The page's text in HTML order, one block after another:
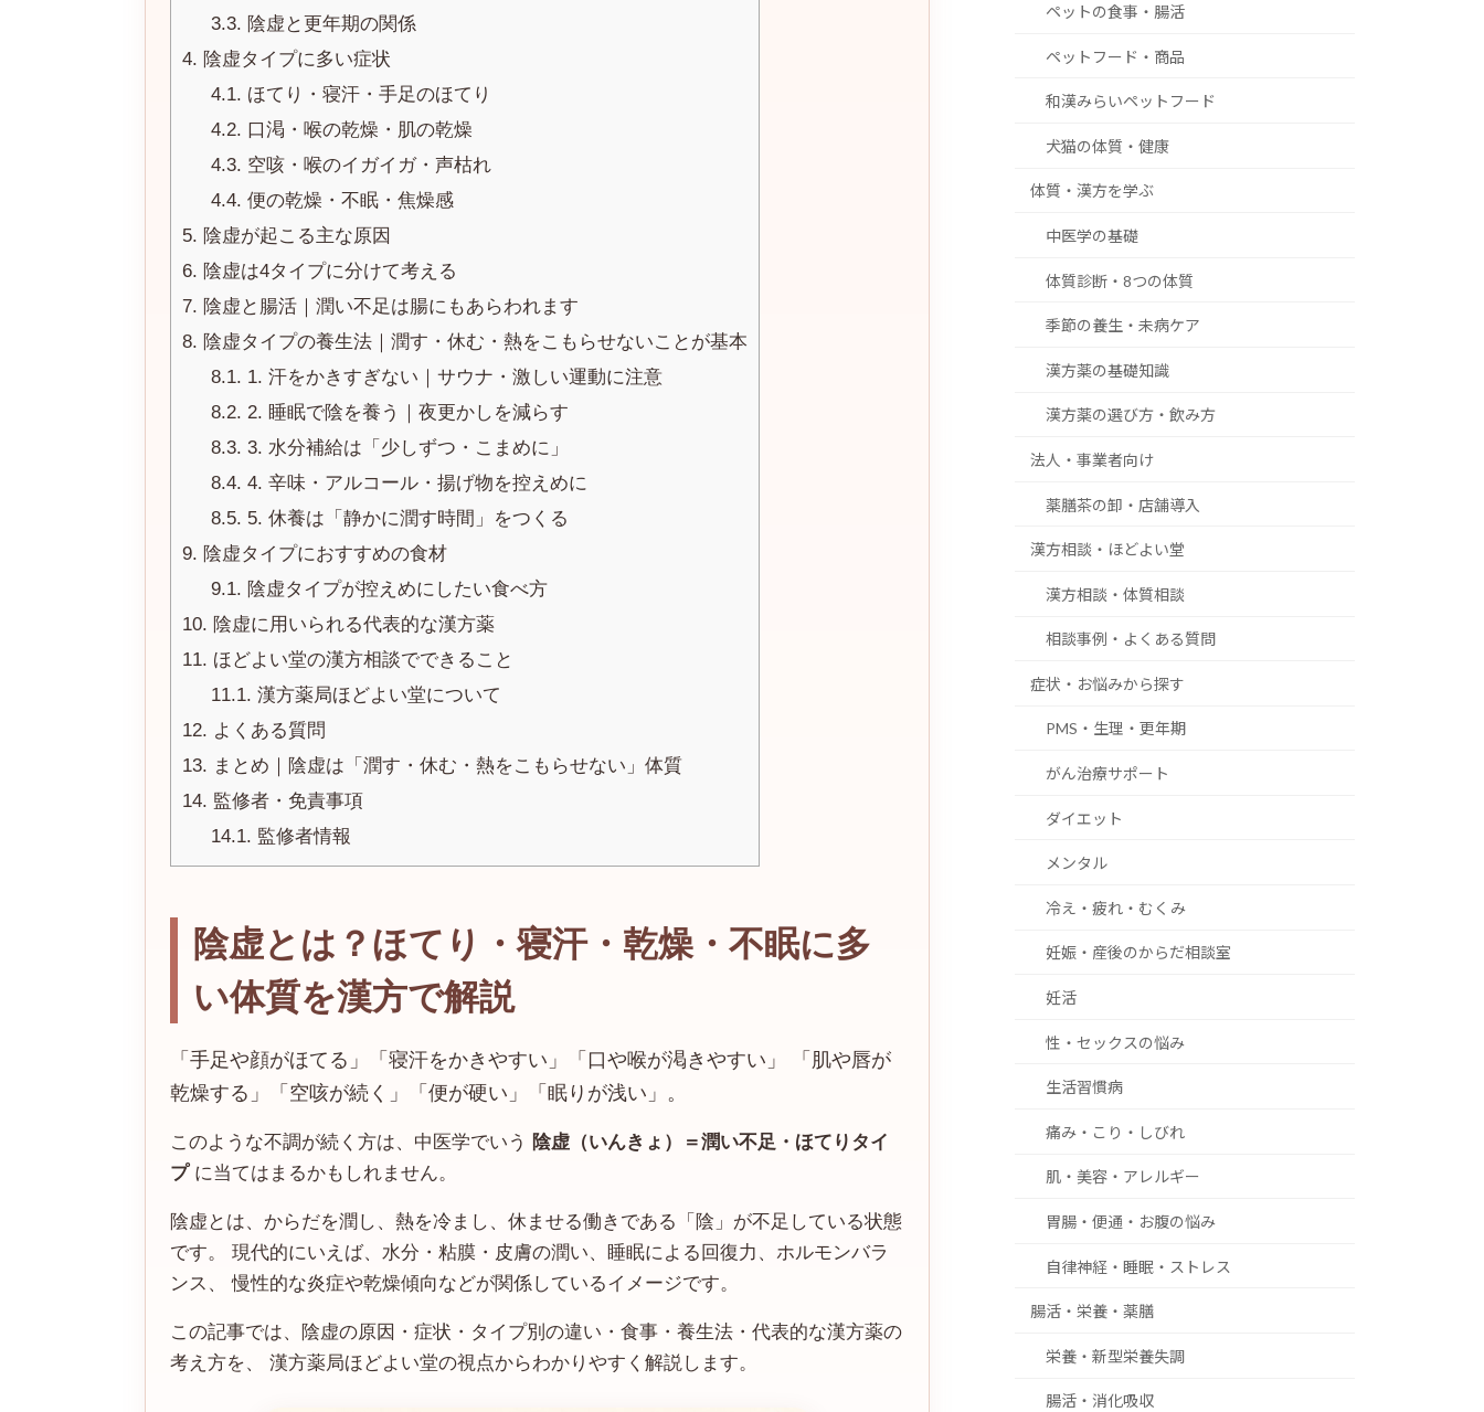
3.3. 陰虚と更年期の関係
4. 陰虚タイプに多い症状
4.1. ほてり・寝汗・手足のほてり
4.2. 口渇・喉の乾燥・肌の乾燥
4.3. 空咳・喉のイガイガ・声枯れ
4.4. 便の乾燥・不眠・焦燥感
5. 陰虚が起こる主な原因
6. 陰虚は4タイプに分けて考える
7. 陰虚と腸活｜潤い不足は腸にもあらわれます
8. 陰虚タイプの養生法｜潤す・休む・熱をこもらせないことが基本
8.1. 1. 汗をかきすぎない｜サウナ・激しい運動に注意
8.2. 2. 睡眠で陰を養う｜夜更かしを減らす
8.3. 3. 水分補給は「少しずつ・こまめに」
8.4. 4. 辛味・アルコール・揚げ物を控えめに
8.5. 5. 休養は「静かに潤す時間」をつくる
9. 陰虚タイプにおすすめの食材
9.1. 陰虚タイプが控えめにしたい食べ方
10. 陰虚に用いられる代表的な漢方薬
11. ほどよい堂の漢方相談でできること
11.1. 漢方薬局ほどよい堂について
12. よくある質問
13. まとめ｜陰虚は「潤す・休む・熱をこもらせない」体質
14. 監修者・免責事項
14.1. 監修者情報
陰虚とは？ほてり・寝汗・乾燥・不眠に多
い体質を漢方で解説
「手足や顔がほてる」「寝汗をかきやすい」「口や喉が渇きやすい」 「肌や唇が
乾燥する」「空咳が続く」「便が硬い」「眠りが浅い」。
このような不調が続く方は、中医学でいう 陰虚（いんきょ）＝潤い不足・ほてりタイ
プに当てはまるかもしれません。
陰虚とは、からだを潤し、熱を冷まし、休ませる働きである「陰」が不足している状態
です。 現代的にいえば、水分・粘膜・皮膚の潤い、睡眠による回復力、ホルモンバラ
ンス、 慢性的な炎症や乾燥傾向などが関係しているイメージです。
この記事では、陰虚の原因・症状・タイプ別の違い・食事・養生法・代表的な漢方薬の
考え方を、 漢方薬局ほどよい堂の視点からわかりやすく解説します。
ペットの食事・腸活
ペットフード・商品
和漢みらいペットフード
犬猫の体質・健康
体質・漢方を学ぶ
中医学の基礎
体質診断・8つの体質
季節の養生・未病ケア
漢方薬の基礎知識
漢方薬の選び方・飲み方
法人・事業者向け
薬膳茶の卸・店舗導入
漢方相談・ほどよい堂
漢方相談・体質相談
相談事例・よくある質問
症状・お悩みから探す
PMS・生理・更年期
がん治療サポート
ダイエット
メンタル
冷え・疲れ・むくみ
妊娠・産後のからだ相談室
妊活
性・セックスの悩み
生活習慣病
痛み・こり・しびれ
肌・美容・アレルギー
胃腸・便通・お腹の悩み
自律神経・睡眠・ストレス
腸活・栄養・薬膳
栄養・新型栄養失調
腸活・消化吸収